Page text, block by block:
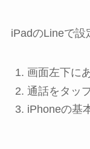
iPadのLineで設
画面左下に
通話をタッ
iPhoneの基